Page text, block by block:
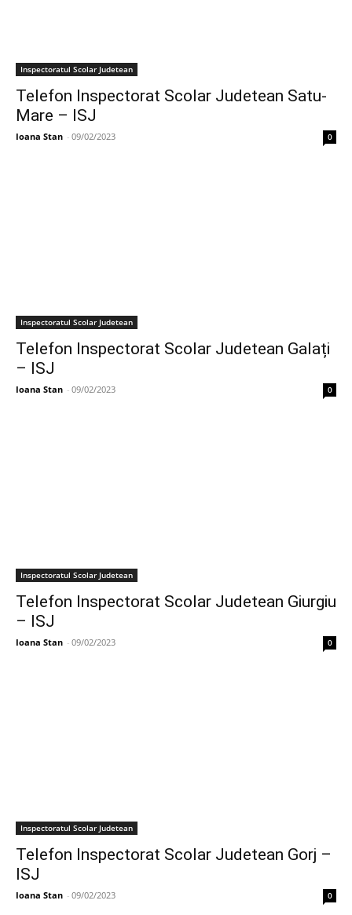
Inspectoratul Scolar Judetean
Telefon Inspectorat Scolar Judetean Satu-
Mare – ISJ
Ioana Stan - 09/02/2023 0
Inspectoratul Scolar Judetean
Telefon Inspectorat Scolar Judetean Galați
– ISJ
Ioana Stan - 09/02/2023 0
Inspectoratul Scolar Judetean
Telefon Inspectorat Scolar Judetean Giurgiu
– ISJ
Ioana Stan - 09/02/2023 0
Inspectoratul Scolar Judetean
Telefon Inspectorat Scolar Judetean Gorj –
ISJ
Ioana Stan - 09/02/2023 0